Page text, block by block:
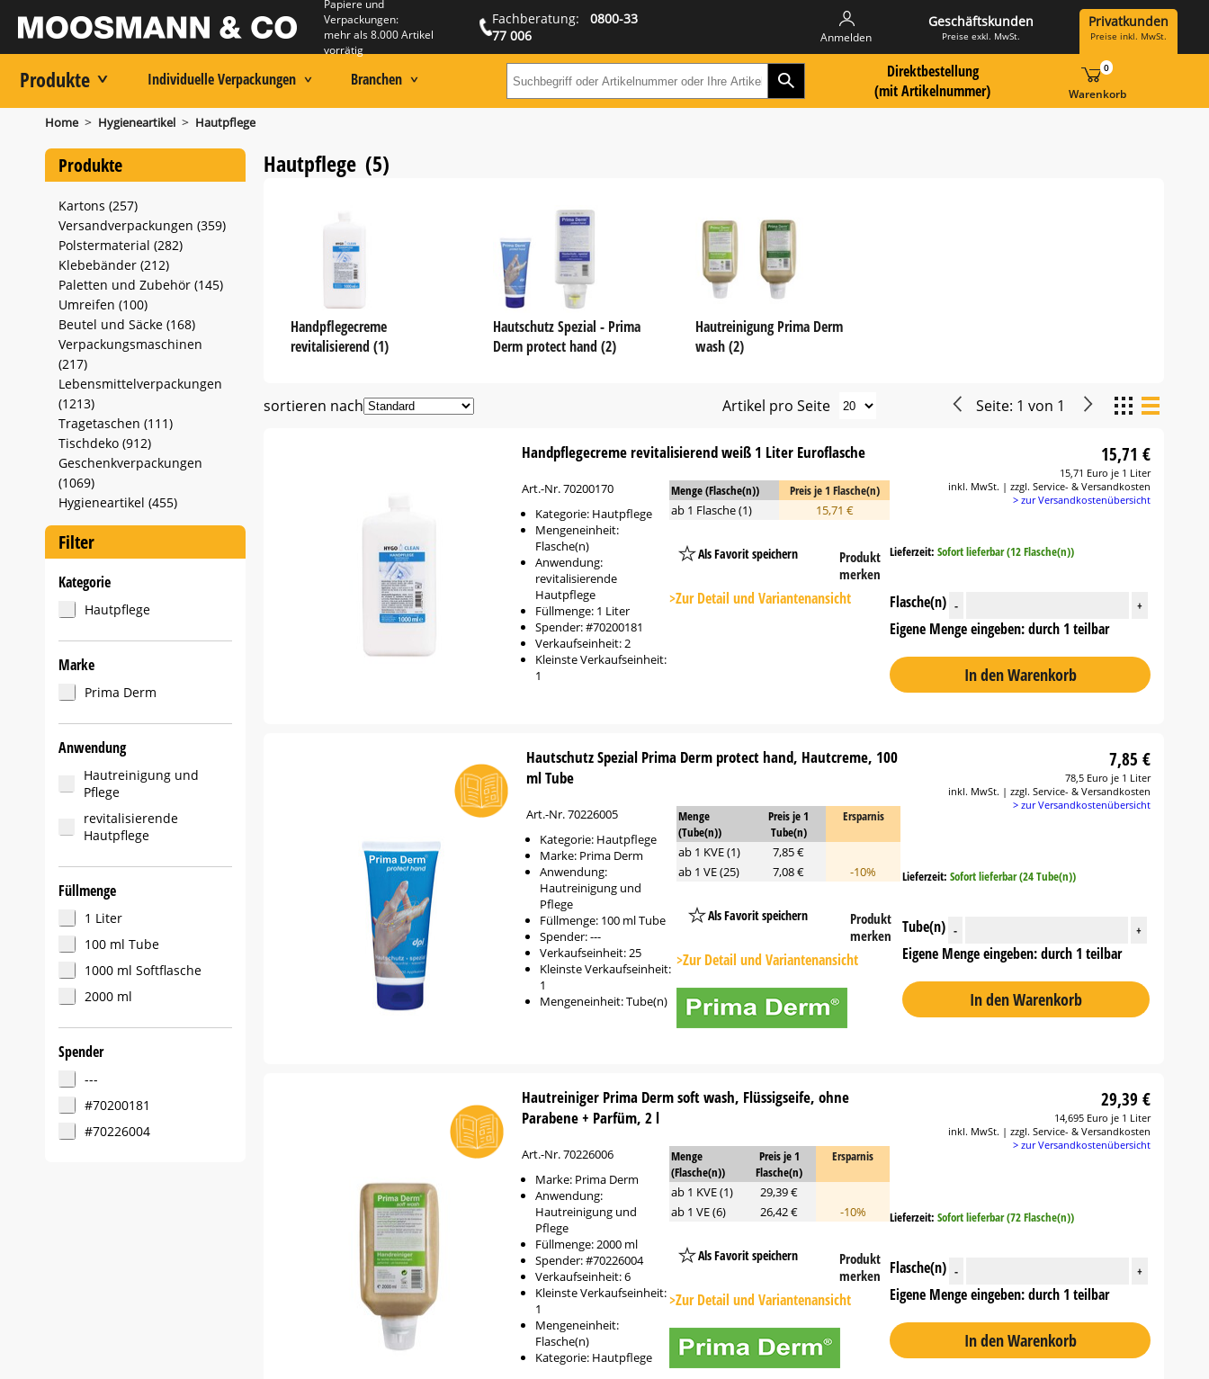
Papiere und
Verpackungen:
mehr als 8.000 Artikel
vorrätig
Fachberatung:
0800-33
77 006
Anmelden
Geschäftskunden
Preise exkl. MwSt.
Privatkunden
Preise inkl. MwSt.
Produkte Individuelle Verpackungen Branchen Suchbegriff oder Artikelnummer hier eingeben:
Zur Suche LandingpageDirektbestellung
(mit Artikelnummer)
Warenkorb
0
Home > Hygieneartikel > Hautpflege
Produkte
Kartons (257)
Versandverpackungen (359)
Polstermaterial (282)
Klebebänder (212)
Paletten und Zubehör (145)
Umreifen (100)
Beutel und Säcke (168)
Verpackungsmaschinen
(217)
Lebensmittelverpackungen
(1213)
Tragetaschen (111)
Tischdeko (912)
Geschenkverpackungen
(1069)
Hygieneartikel (455)
Filter
Kategorie
Hautpflege
Marke
Prima Derm
Anwendung
Hautreinigung und
Pflege
revitalisierende
Hautpflege
Füllmenge
1 Liter
100 ml Tube
1000 ml Softflasche
2000 ml
Spender
---
#70200181
#70226004
Hautpflege (5)
Handpflegecreme
revitalisierend (1)
Hautschutz Spezial - Prima
Derm protect hand (2)
Hautreinigung Prima Derm
wash (2)
sortieren nach Artikel pro Seite Seite: 1 von 1
Handpflegecreme revitalisierend weiß 1 Liter Euroflasche
Art.-Nr. 70200170
Kategorie: Hautpflege
Mengeneinheit:
Flasche(n)
Anwendung:
revitalisierende
Hautpflege
Füllmenge: 1 Liter
Spender: #70200181
Verkaufseinheit: 2
Kleinste Verkaufseinheit:
1
Menge (Flasche(n))
Preis je 1 Flasche(n)
ab 1 Flasche (1)
15,71 €
Als Favorit speichern
Button
Produkt
merken
>Zur Detail und Variantenansicht
15,71 €
15,71 Euro je 1 Liter
inkl. MwSt. | zzgl. Service- & Versandkosten
> zur Versandkostenübersicht
Lieferzeit: Sofort lieferbar (12 Flasche(n))
Flasche(n) - +
Eigene Menge eingeben: durch 1 teilbar
In den Warenkorb
Hautschutz Spezial Prima Derm protect hand, Hautcreme, 100
ml Tube
Art.-Nr. 70226005
Kategorie: Hautpflege
Marke: Prima Derm
Anwendung:
Hautreinigung und
Pflege
Füllmenge: 100 ml Tube
Spender: ---
Verkaufseinheit: 25
Kleinste Verkaufseinheit:
1
Mengeneinheit: Tube(n)
Menge
(Tube(n))
Preis je 1
Tube(n)
Ersparnis
ab 1 KVE (1)
7,85 €
ab 1 VE (25)
7,08 € -10%
Als Favorit speichern
Button
Produkt
merken
>Zur Detail und Variantenansicht
7,85 €
78,5 Euro je 1 Liter
inkl. MwSt. | zzgl. Service- & Versandkosten
> zur Versandkostenübersicht
Lieferzeit: Sofort lieferbar (24 Tube(n))
Tube(n) - +
Eigene Menge eingeben: durch 1 teilbar
In den Warenkorb
Hautreiniger Prima Derm soft wash, Flüssigseife, ohne
Parabene + Parfüm, 2 l
Art.-Nr. 70226006
Marke: Prima Derm
Anwendung:
Hautreinigung und
Pflege
Füllmenge: 2000 ml
Spender: #70226004
Verkaufseinheit: 6
Kleinste Verkaufseinheit:
1
Mengeneinheit:
Flasche(n)
Kategorie: Hautpflege
Menge
(Flasche(n))
Preis je 1
Flasche(n)
Ersparnis
ab 1 KVE (1)
29,39 €
ab 1 VE (6)
26,42 € -10%
Als Favorit speichern
Button
Produkt
merken
>Zur Detail und Variantenansicht
29,39 €
14,695 Euro je 1 Liter
inkl. MwSt. | zzgl. Service- & Versandkosten
> zur Versandkostenübersicht
Lieferzeit: Sofort lieferbar (72 Flasche(n))
Flasche(n) - +
Eigene Menge eingeben: durch 1 teilbar
In den Warenkorb